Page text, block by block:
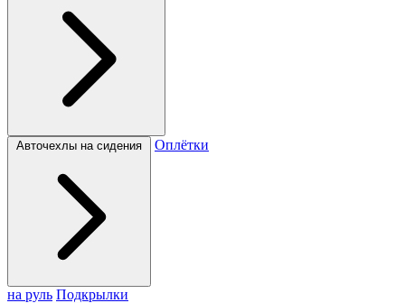
Авточехлы на сидения Оплётки
на руль Подкрылки